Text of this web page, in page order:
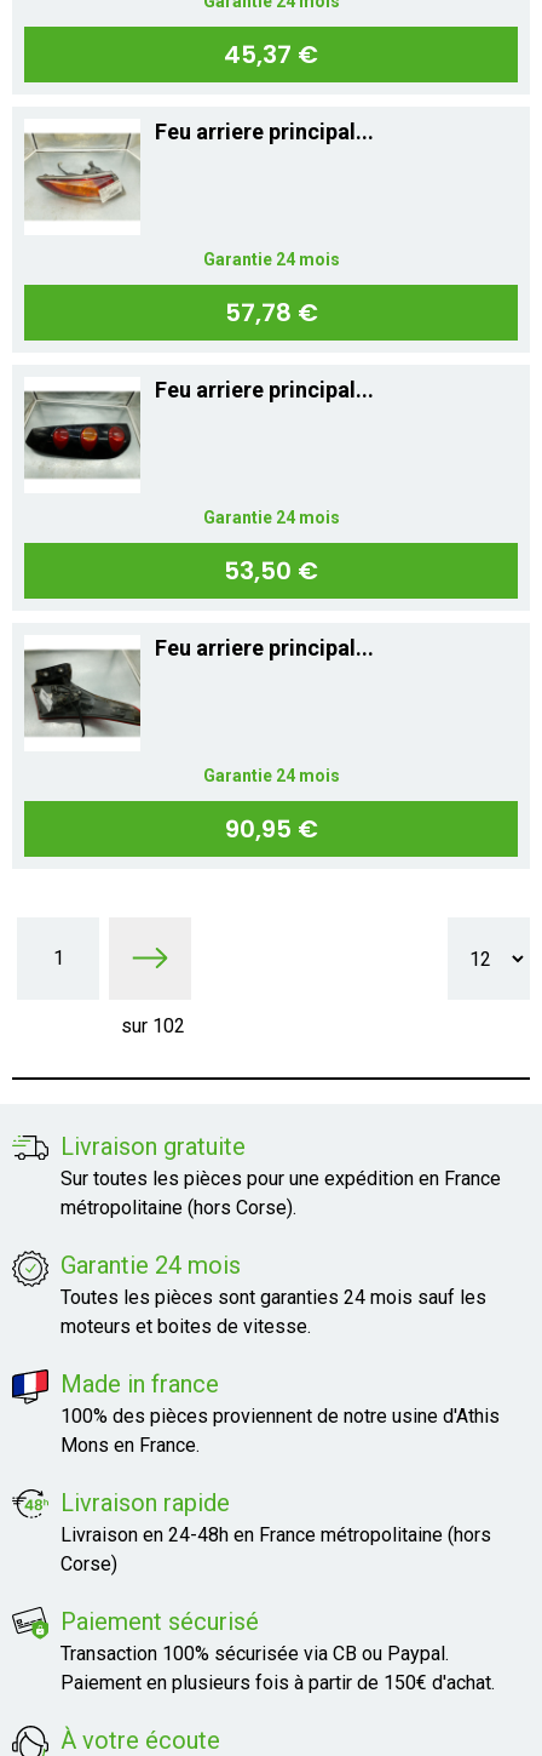
45,37 €
Feu arriere principal...
Garantie 24 mois
57,78 €
Feu arriere principal...
Garantie 24 mois
53,50 €
Feu arriere principal...
Garantie 24 mois
90,95 €
1
sur 102
Livraison gratuite
Sur toutes les pièces pour une expédition en France
métropolitaine (hors Corse).
Garantie 24 mois
Toutes les pièces sont garanties 24 mois sauf les
moteurs et boites de vitesse.
Made in france
100% des pièces proviennent de notre usine d'Athis
Mons en France.
Livraison rapide
Livraison en 24-48h en France métropolitaine (hors
Corse)
Paiement sécurisé
Transaction 100% sécurisée via CB ou Paypal.
Paiement en plusieurs fois à partir de 150€ d'achat.
À votre écoute